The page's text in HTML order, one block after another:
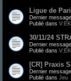
Ligue de
Dernier
Publié dans
30/11/24
Dernier
Publié dans
[CR] Praxis
Dernier
Publié dans Jeu